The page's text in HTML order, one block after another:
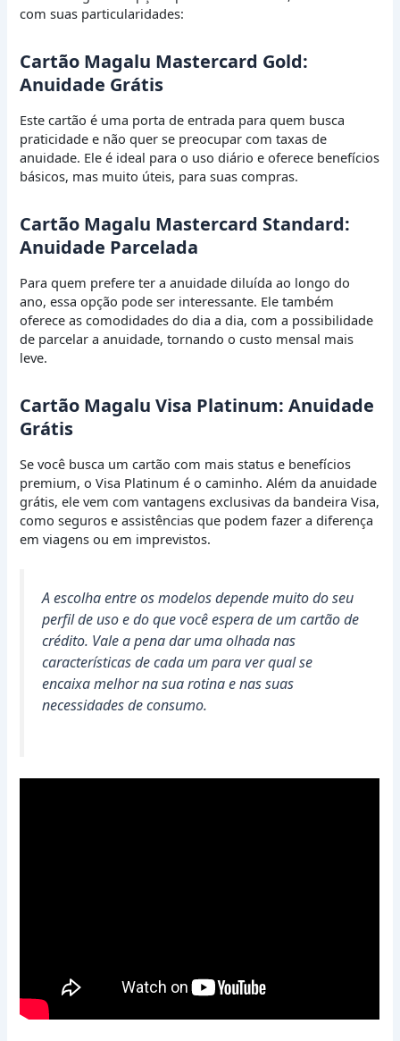
com suas particularidades:
Cartão Magalu Mastercard Gold:
Anuidade Grátis
Este cartão é uma porta de entrada para quem busca
praticidade e não quer se preocupar com taxas de
anuidade. Ele é ideal para o uso diário e oferece benefícios
básicos, mas muito úteis, para suas compras.
Cartão Magalu Mastercard Standard:
Anuidade Parcelada
Para quem prefere ter a anuidade diluída ao longo do
ano, essa opção pode ser interessante. Ele também
oferece as comodidades do dia a dia, com a possibilidade
de parcelar a anuidade, tornando o custo mensal mais
leve.
Cartão Magalu Visa Platinum: Anuidade
Grátis
Se você busca um cartão com mais status e benefícios
premium, o Visa Platinum é o caminho. Além da anuidade
grátis, ele vem com vantagens exclusivas da bandeira Visa,
como seguros e assistências que podem fazer a diferença
em viagens ou em imprevistos.
A escolha entre os modelos depende muito do seu
perfil de uso e do que você espera de um cartão de
crédito. Vale a pena dar uma olhada nas
características de cada um para ver qual se
encaixa melhor na sua rotina e nas suas
necessidades de consumo.